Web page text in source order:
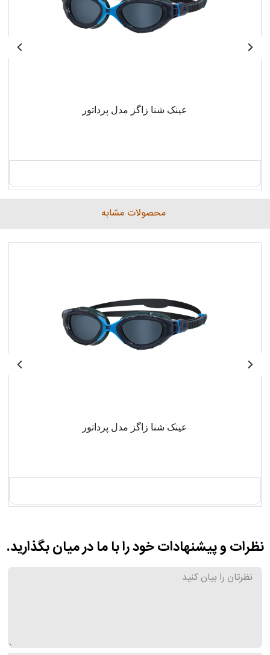
عینک شنا زاگز مدل پرداتور
محصولات مشابه
عینک شنا زاگز مدل پرداتور
نظرات و پیشنهادات خود را با ما در میان بگذارید.